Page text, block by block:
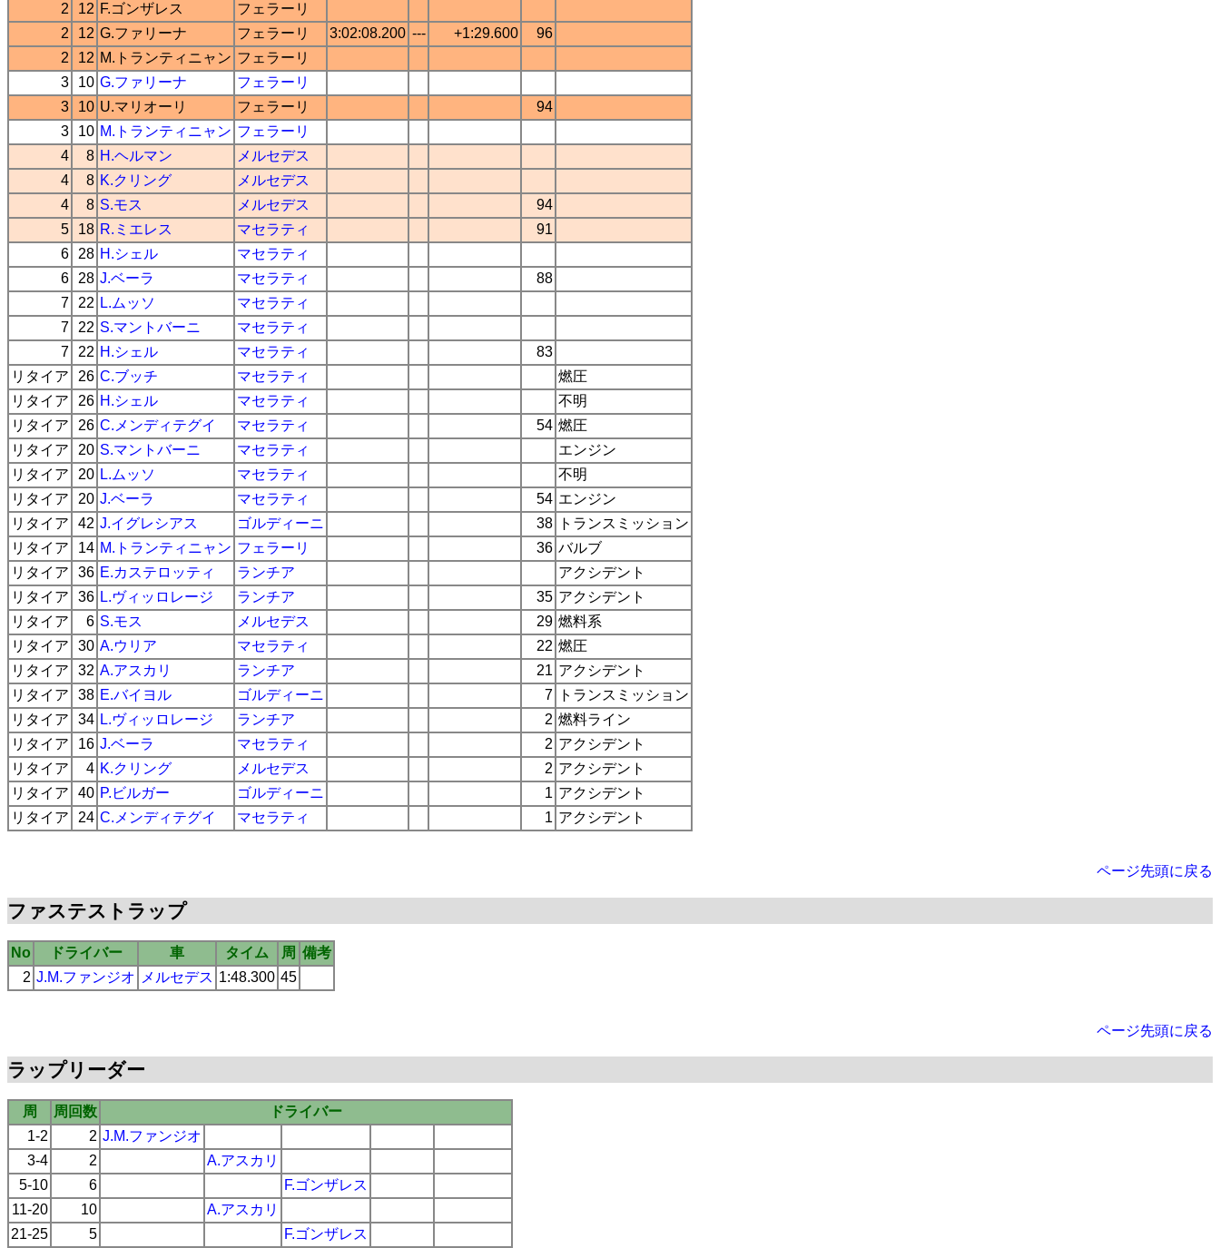
2
12 F.ゴンザレス
フェラーリ
2
12 G.ファリーナ フェラーリ 3:02:08.200 --- +1:29.600
96
2
12 M.トランティニャン フェラーリ
3
10 G.ファリーナ
フェラーリ
3
10 U.マリオーリ フェラーリ
94
3
10 M.トランティニャン フェラーリ
4
8 H.ヘルマン
メルセデス
4
8 K.クリング
メルセデス
4
8 S.モス メルセデス
94
5
18 R.ミエレス マセラティ
91
6
28 H.シェル
マセラティ
6
28 J.ベーラ マセラティ
88
7
22 L.ムッソ
マセラティ
7
22 S.マントバーニ
マセラティ
7
22 H.シェル マセラティ
83
リタイア
26 C.ブッチ マセラティ
燃圧
リタイア
26 H.シェル マセラティ
不明
リタイア
26 C.メンディテグイ マセラティ 54 燃圧
リタイア
20 S.マントバーニ マセラティ
エンジン
リタイア
20 L.ムッソ マセラティ
不明
リタイア
20 J.ベーラ マセラティ 54 エンジン
リタイア
42 J.イグレシアス ゴルディーニ 38
トランスミッション
リタイア
14 M.トランティニャン フェラーリ 36 バルブ
リタイア
36 E.カステロッティ ランチア
アクシデント
リタイア
36 L.ヴィッロレージ ランチア 35 アクシデント
リタイア
6 S.モス メルセデス 29 燃料系
リタイア
30 A.ウリア マセラティ 22 燃圧
リタイア
32 A.アスカリ ランチア 21 アクシデント
リタイア
38 E.バイヨル ゴルディーニ 7
トランスミッション
リタイア
34 L.ヴィッロレージ ランチア 2 燃料ライン
リタイア
16 J.ベーラ マセラティ 2 アクシデント
リタイア
4 K.クリング メルセデス 2 アクシデント
リタイア
40 P.ビルガー ゴルディーニ 1 アクシデント
リタイア
24 C.メンディテグイ マセラティ 1 アクシデント
ページ先頭に戻る
ファステストラップ
No ドライバー 車 タイム 周 備考
2 J.M.ファンジオ メルセデス 1:48.300 45
ページ先頭に戻る
ラップリーダー
周 周回数
ドライバー
1-2
2 J.M.ファンジオ
3-4
2
A.アスカリ
5-10
6
F.ゴンザレス
11-20
10
A.アスカリ
21-25
5 F.ゴンザレス